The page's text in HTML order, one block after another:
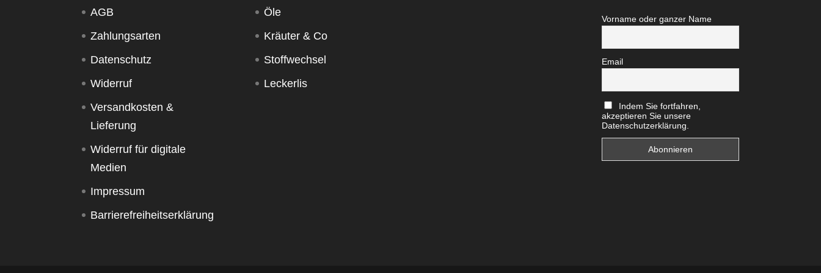
AGB
Zahlungsarten
Datenschutz
Widerruf
Versandkosten &
Lieferung
Widerruf für digitale
Medien
Impressum
Barrierefreiheitserklärung
Öle
Kräuter & Co
Stoffwechsel
Leckerlis
Vorname oder ganzer Name
Email
Indem Sie fortfahren,
akzeptieren Sie unsere
Datenschutzerklärung.